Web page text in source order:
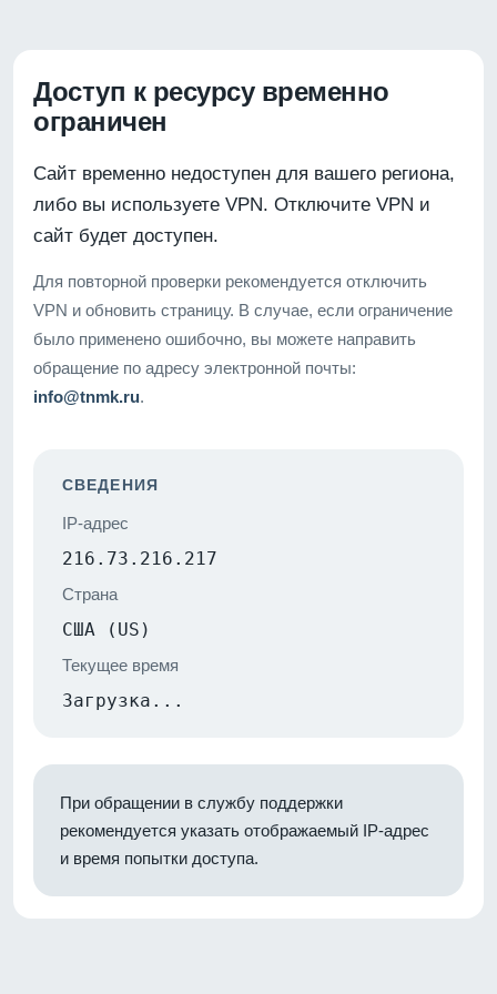
Доступ к ресурсу временно
ограничен
Сайт временно недоступен для вашего региона,
либо вы используете VPN. Отключите VPN и
сайт будет доступен.
Для повторной проверки рекомендуется отключить
VPN и обновить страницу. В случае, если ограничение
было применено ошибочно, вы можете направить
обращение по адресу электронной почты:
info@tnmk.ru.
СВЕДЕНИЯ
IP-адрес
216.73.216.217
Страна
США (US)
Текущее время
Загрузка...
При обращении в службу поддержки
рекомендуется указать отображаемый IP-адрес
и время попытки доступа.